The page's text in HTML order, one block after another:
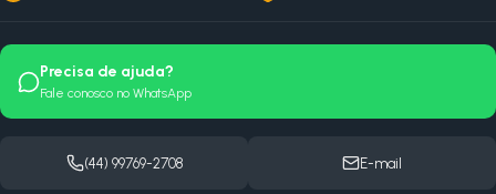
Precisa de ajuda?
Fale conosco no WhatsApp
(44) 99769-2708 E-mail